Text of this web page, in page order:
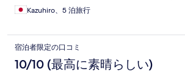
Kazuhiro、5 泊旅行
宿泊者限定の口コミ
10/10 (最高に素晴らしい)